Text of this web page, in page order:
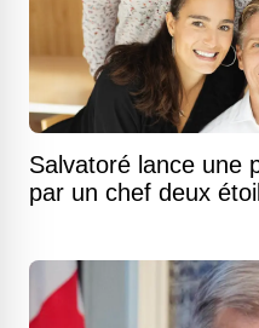
Salvatoré lance une
par un chef deux